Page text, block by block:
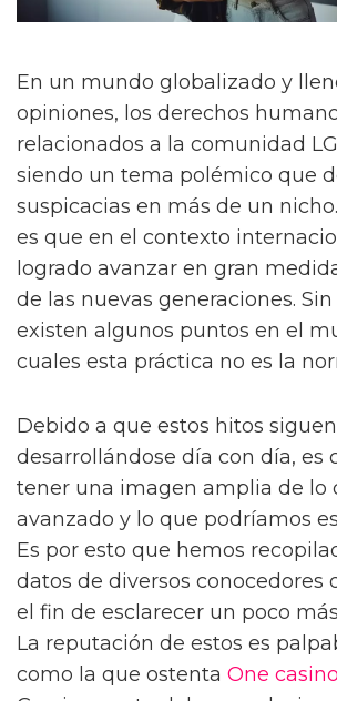
En un mundo globalizado y
opiniones, los derechos
relacionados a la comunidad
siendo un tema polémico que
suspicacias en más de un
es que en el contexto
logrado avanzar en gran
de las nuevas generaciones.
existen algunos puntos en el
cuales esta práctica no es la
Debido a que estos hitos siguen
desarrollándose día con día, es
tener una imagen amplia de lo
avanzado y lo que podríamos
Es por esto que hemos
datos de diversos conocedores
el fin de esclarecer un poco
La reputación de estos es
como la que ostenta One